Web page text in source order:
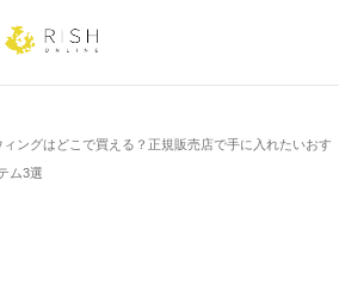
ィングはどこで買える？正規販売店で手に入れたいおす
ム3選